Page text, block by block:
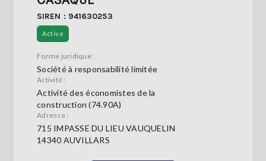
SIREN : 941630253
Active
Forme juridique :
Société à responsabilité limitée
Activité :
Activité des économistes de la
construction (74.90A)
Adresse :
715 IMPASSE DU LIEU VAUQUELIN
14340 AUVILLARS